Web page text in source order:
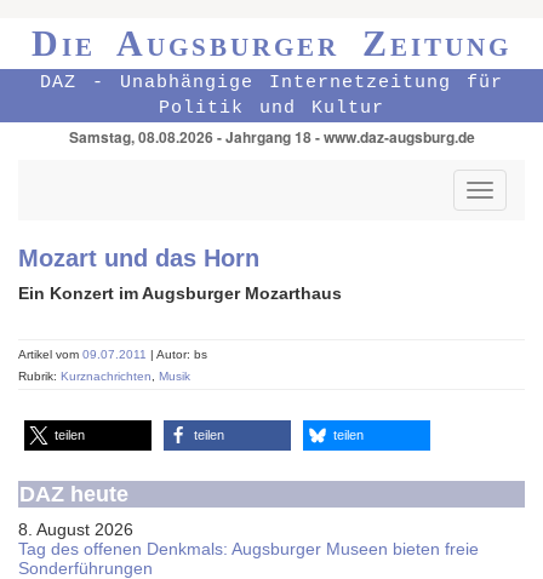
Die Augsburger Zeitung
DAZ - Unabhängige Internetzeitung für
Politik und Kultur
Samstag, 08.08.2026 - Jahrgang 18 - www.daz-augsburg.de
Toggle
Mozart und das Horn
Ein Konzert im Augsburger Mozarthaus
Artikel vom 09.07.2011 | Autor: bs
Rubrik: Kurznachrichten Musik
teilen teilen teilen
DAZ heute
8. August 2026
Tag des offenen Denkmals: Augsburger Museen bieten freie
Sonderführungen